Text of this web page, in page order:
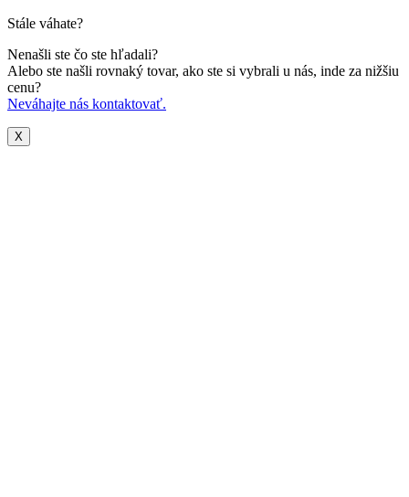
Stále váhate?
Nenašli ste čo ste hľadali?
Alebo ste našli rovnaký tovar, ako ste si vybrali u nás, inde za nižšiu
cenu?
Neváhajte nás kontaktovať.
X